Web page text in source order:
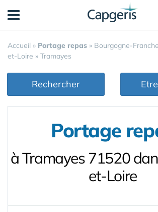
Accueil » Portage repas » Bourgogne-
et-Loire » Tramayes
Rechercher
Portage
à Tramayes 71520
et-Loire